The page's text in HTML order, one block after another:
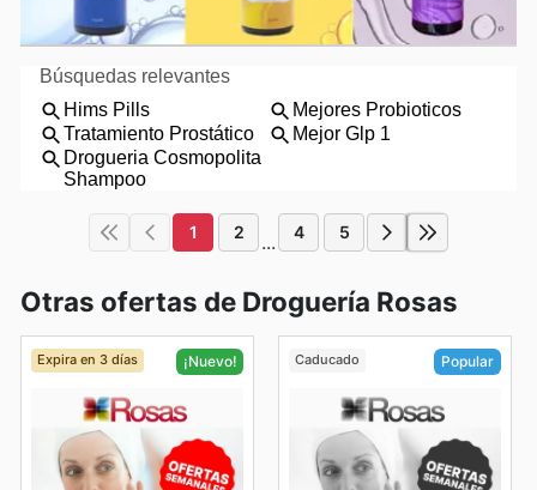
1 2 ... 4 5
Otras ofertas de Droguería Rosas
Expira en 3 días ¡Nuevo! Caducado Popular